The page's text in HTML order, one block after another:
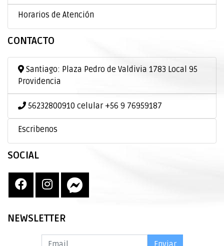
Horarios de Atención
CONTACTO
Santiago: Plaza Pedro de Valdivia 1783 Local 95
Providencia
56232800910 celular +56 9 76959187
Escribenos
SOCIAL
NEWSLETTER